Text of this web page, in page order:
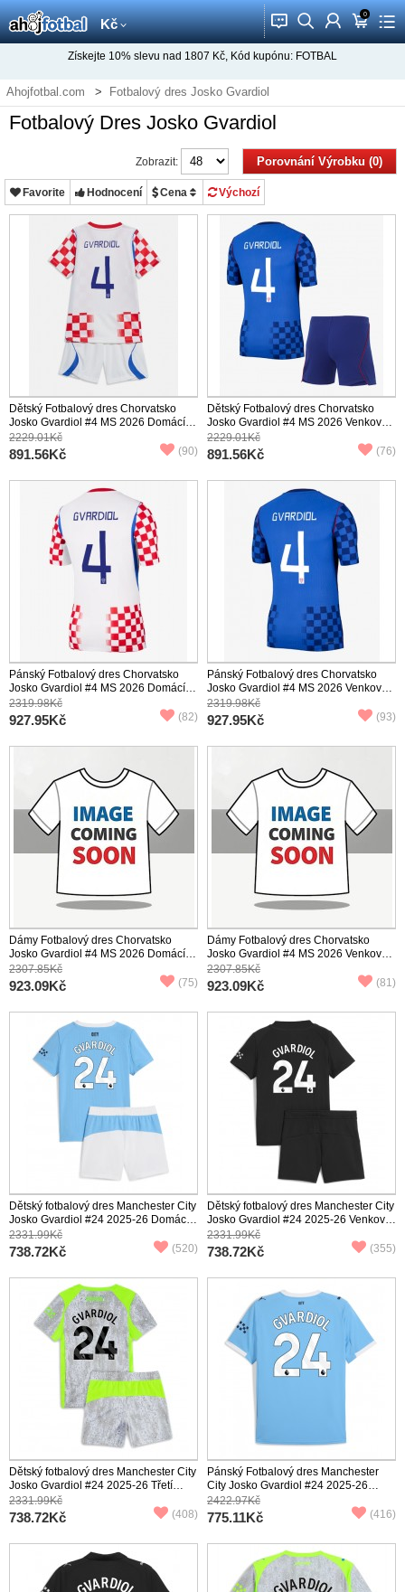
Kč 󰂱 󰂨 󰃳 0
󰃦 󰃖
Získejte 10% slevu nad 1807 Kč, Kód kupónu: FOTBAL
Ahojfotbal.com Fotbalový dres Josko Gvardiol
Fotbalový Dres Josko Gvardiol
Porovnání Výrobku (0)
Zobrazit:
Favorite Hodnocení Cena Výchozí
Dětský Fotbalový dres Chorvatsko
Josko Gvardiol #4 MS 2026 Domácí
Krátký Rukáv (+ trenýrky)
2229.01Kč
891.56Kč (90)
Dětský Fotbalový dres Chorvatsko
Josko Gvardiol #4 MS 2026 Venkovní
Krátký Rukáv (+ trenýrky)
2229.01Kč
891.56Kč (76)
Pánský Fotbalový dres Chorvatsko
Josko Gvardiol #4 MS 2026 Domácí
Krátký Rukáv
2319.98Kč
927.95Kč (82)
Pánský Fotbalový dres Chorvatsko
Josko Gvardiol #4 MS 2026 Venkovní
Krátký Rukáv
2319.98Kč
927.95Kč (93)
Dámy Fotbalový dres Chorvatsko
Josko Gvardiol #4 MS 2026 Domácí
Krátký Rukáv
2307.85Kč
923.09Kč (75)
Dámy Fotbalový dres Chorvatsko
Josko Gvardiol #4 MS 2026 Venkovní
Krátký Rukáv
2307.85Kč
923.09Kč (81)
Dětský fotbalový dres Manchester City
Josko Gvardiol #24 2025-26 Domácí
Krátký Rukáv (+ trenýrky)
2331.99Kč
738.72Kč (520)
Dětský fotbalový dres Manchester City
Josko Gvardiol #24 2025-26 Venkovní
Krátký Rukáv (+ trenýrky)
2331.99Kč
738.72Kč (355)
Dětský fotbalový dres Manchester City
Josko Gvardiol #24 2025-26 Třetí
Krátký Rukáv (+ trenýrky)
2331.99Kč
738.72Kč (408)
Pánský Fotbalový dres Manchester
City Josko Gvardiol #24 2025-26
Domácí Krátký Rukáv
2422.97Kč
775.11Kč (416)